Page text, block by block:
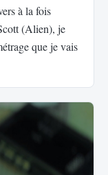
à la fois
(Alien), je
que je vais